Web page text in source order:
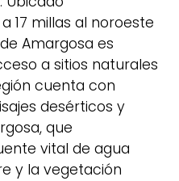
17 millas al noroeste
Amargosa es
a sitios naturales
cuenta con
desérticos y
que
vital de agua
y la vegetación